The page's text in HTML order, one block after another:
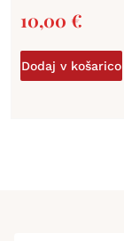
10,00 €
Dodaj v košarico